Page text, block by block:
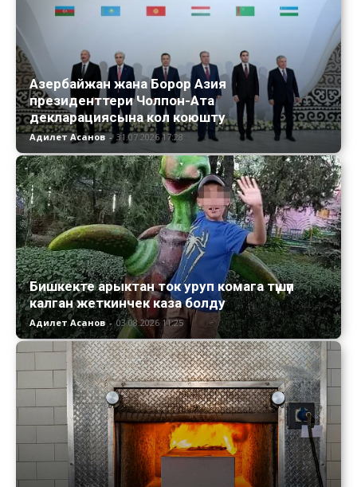
Азербайжан жана Борор Азия
президенттери Чолпон-Ата
декларациясына кол коюшту
Адилет Асанов - 31.07.2026 17:28
Бишкекте арыктан ток уруп комага түшүп
калган жеткинчек каза болду
Адилет Асанов - 03.08.2026 11:25